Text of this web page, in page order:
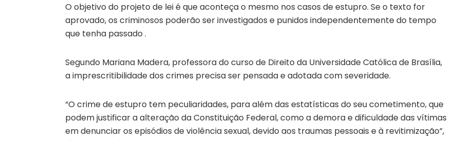
O objetivo do projeto de lei é que aconteça o mesmo nos casos de estupro. Se o texto for
aprovado, os criminosos poderão ser investigados e punidos independentemente do tempo
que tenha passado .
Segundo Mariana Madera, professora do curso de Direito da Universidade Católica de Brasília,
a imprescritibilidade dos crimes precisa ser pensada e adotada com severidade.
“O crime de estupro tem peculiaridades, para além das estatísticas do seu cometimento, que
podem justificar a alteração da Constituição Federal, como a demora e dificuldade das vítimas
em denunciar os episódios de violência sexual, devido aos traumas pessoais e à revitimização”,